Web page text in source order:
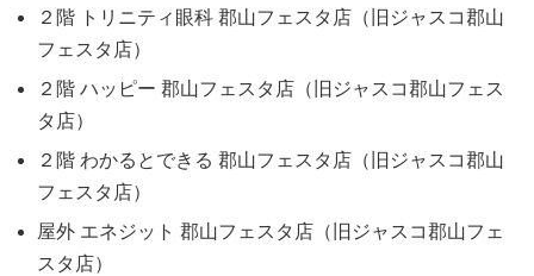
２階 トリニティ眼科 郡山フェスタ店（旧ジャスコ郡山
フェスタ店）
２階 ハッピー 郡山フェスタ店（旧ジャスコ郡山フェス
タ店）
２階 わかるとできる 郡山フェスタ店（旧ジャスコ郡山
フェスタ店）
屋外 エネジット 郡山フェスタ店（旧ジャスコ郡山フェ
スタ店）